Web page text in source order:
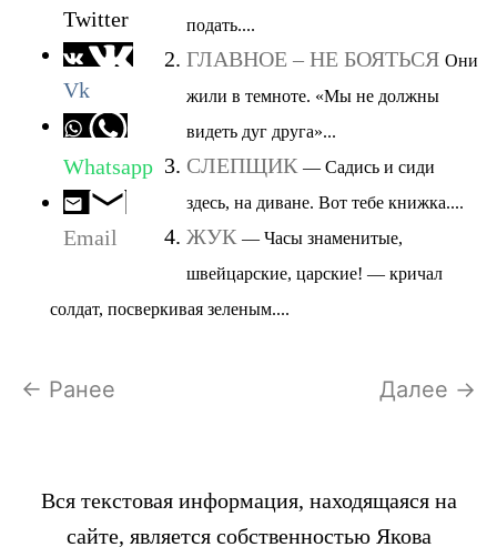
Twitter
Vk
Whatsapp
Email
подать....
ГЛАВНОЕ – НЕ БОЯТЬСЯ Они
жили в темноте. «Мы не должны
видеть дуг друга»...
СЛЕПЩИК — Садись и сиди
здесь, на диване. Вот тебе книжка....
ЖУК — Часы знаменитые,
швейцарские, царские! — кричал
солдат, посверкивая зеленым....
← Ранее Далее →
Вся текстовая информация, находящаяся на
сайте, является собственностью Якова